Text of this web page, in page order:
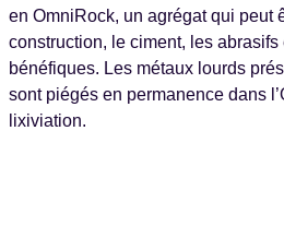
en OmniRock, un agrégat qui peut
construction, le ciment, les abrasifs
bénéfiques. Les métaux lourds
sont piégés en permanence dans
lixiviation.